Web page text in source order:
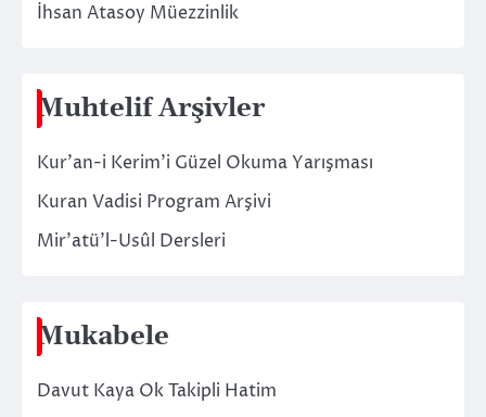
İhsan Atasoy Müezzinlik
Muhtelif Arşivler
Kur’an-i Kerim’i Güzel Okuma Yarışması
Kuran Vadisi Program Arşivi
Mir’atü’l-Usûl Dersleri
Mukabele
Davut Kaya Ok Takipli Hatim